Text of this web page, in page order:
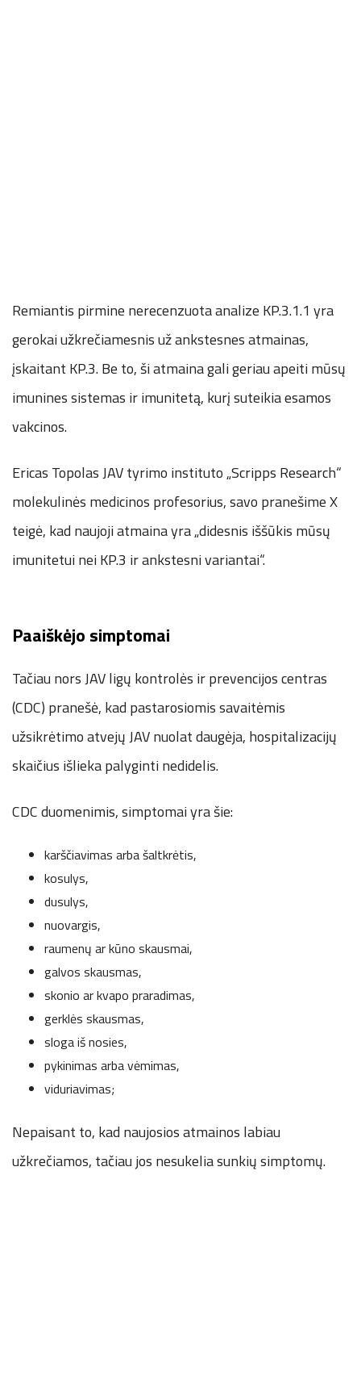
Remiantis pirmine nerecenzuota analize KP.3.1.1 yra
gerokai užkrečiamesnis už ankstesnes atmainas,
įskaitant KP.3. Be to, ši atmaina gali geriau apeiti mūsų
imunines sistemas ir imunitetą, kurį suteikia esamos
vakcinos.
Ericas Topolas JAV tyrimo instituto „Scripps Research“
molekulinės medicinos profesorius, savo pranešime X
teigė, kad naujoji atmaina yra „didesnis iššūkis mūsų
imunitetui nei KP.3 ir ankstesni variantai“.
Paaiškėjo simptomai
Tačiau nors JAV ligų kontrolės ir prevencijos centras
(CDC) pranešė, kad pastarosiomis savaitėmis
užsikrėtimo atvejų JAV nuolat daugėja, hospitalizacijų
skaičius išlieka palyginti nedidelis.
CDC duomenimis, simptomai yra šie:
karščiavimas arba šaltkrėtis,
kosulys,
dusulys,
nuovargis,
raumenų ar kūno skausmai,
galvos skausmas,
skonio ar kvapo praradimas,
gerklės skausmas,
sloga iš nosies,
pykinimas arba vėmimas,
viduriavimas;
Nepaisant to, kad naujosios atmainos labiau
užkrečiamos, tačiau jos nesukelia sunkių simptomų.